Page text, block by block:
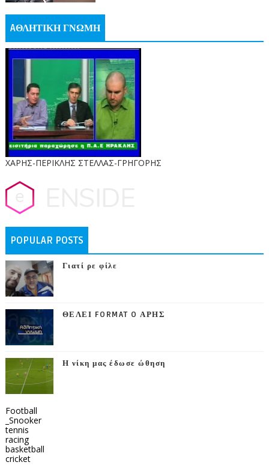
AΘΛΗΤΙΚΗ ΓΝΩΜΗ
ΧΑΡΗΣ-ΠΕΡΙΚΛΗΣ ΣΤΕΛΛΑΣ-ΓΡΗΓΟΡΗΣ
POPULAR POSTS
Γιατί ρε φίλε
ΘΕΛΕΙ FORMAT O ΑΡΗΣ
Η νίκη μας έδωσε ώθηση
Football
_Snooker
tennis
racing
basketball
cricket